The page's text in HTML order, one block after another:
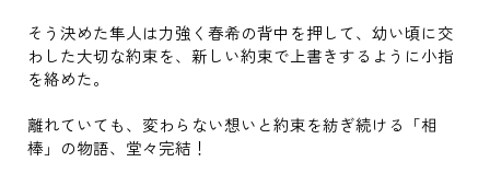
そう決めた隼人は力強く春希の背中を押して、幼い頃に交
わした大切な約束を、新しい約束で上書きするように小指
を絡めた。
離れていても、変わらない想いと約束を紡ぎ続ける「相
棒」の物語、堂々完結！